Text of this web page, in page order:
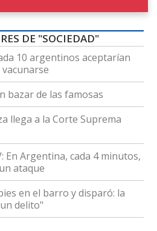
DE "SOCIEDAD"
10 argentinos aceptarían
bazar de las famosas
llega a la Corte Suprema
En Argentina, cada 4 minutos,
ataque
en el barro y disparó: la
delito"